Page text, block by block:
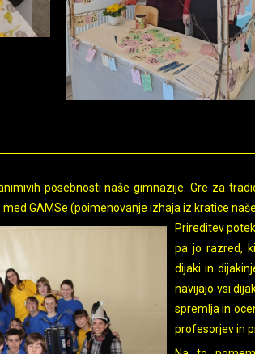
posebnosti naše gimnazije. Gre za
GAMSe (poimenovanje izhaja iz kratice
Prireditev
pa jo razred,
dijaki in
navijajo vsi
spremlja in
profesorjev in